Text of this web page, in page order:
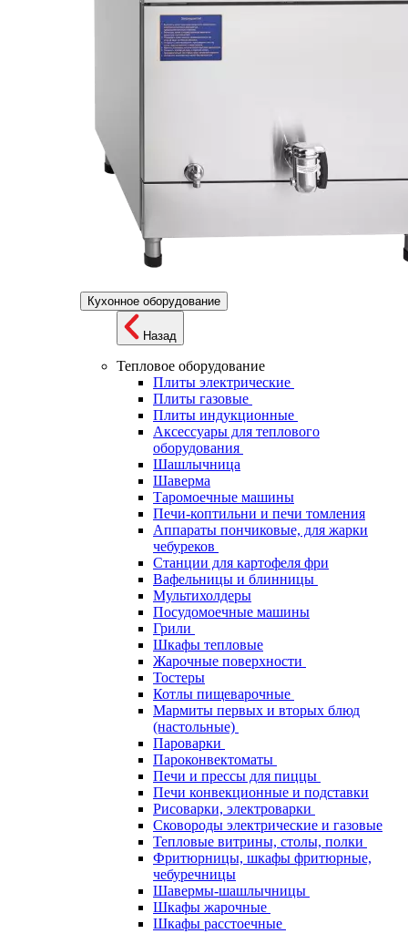
Кухонное оборудование
Назад
Тепловое оборудование
Плиты электрические
Плиты газовые
Плиты индукционные
Аксессуары для теплового
оборудования
Шашлычница
Шаверма
Таромоечные машины
Печи-коптильни и печи томления
Аппараты пончиковые, для жарки
чебуреков
Станции для картофеля фри
Вафельницы и блинницы
Мультихолдеры
Посудомоечные машины
Грили
Шкафы тепловые
Жарочные поверхности
Тостеры
Котлы пищеварочные
Мармиты первых и вторых блюд
(настольные)
Пароварки
Пароконвектоматы
Печи и прессы для пиццы
Печи конвекционные и подставки
Рисоварки, электроварки
Сковороды электрические и газовые
Тепловые витрины, столы, полки
Фритюрницы, шкафы фритюрные,
чебуречницы
Шавермы-шашлычницы
Шкафы жарочные
Шкафы расстоечные